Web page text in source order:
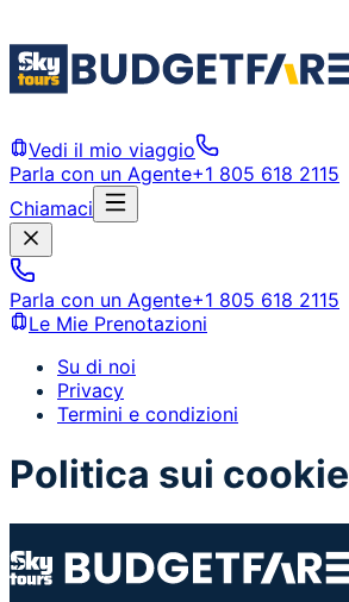
Vedi il mio viaggio
Parla con un Agente+1 805 618 2115
Chiamaci
Parla con un Agente+1 805 618 2115
Le Mie Prenotazioni
Su di noi
Privacy
Termini e condizioni
Politica sui cookie